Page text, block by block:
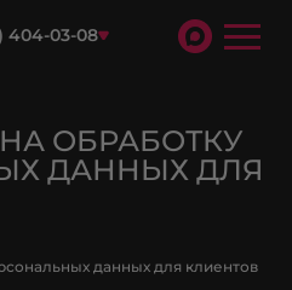
404-03-08
ОБРАБОТКУ
ДАННЫХ ДЛЯ
данных для клиентов